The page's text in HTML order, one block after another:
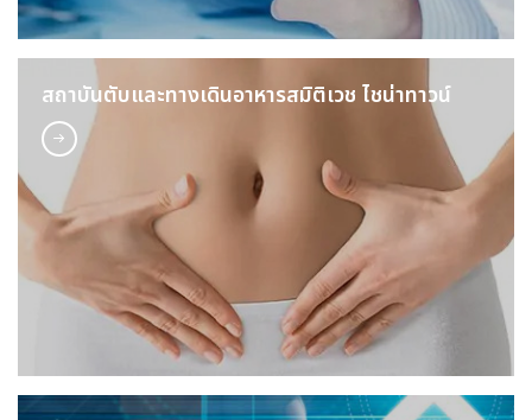
สถาบันตับและทางเดินอาหารสมิติเวช ไชน่าทาวน์